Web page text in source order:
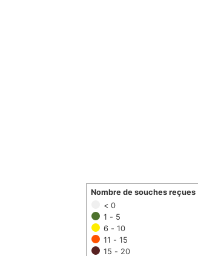
< 0
1 - 5
6 - 10
11 - 15
15 - 20
Nombre de souches reçues